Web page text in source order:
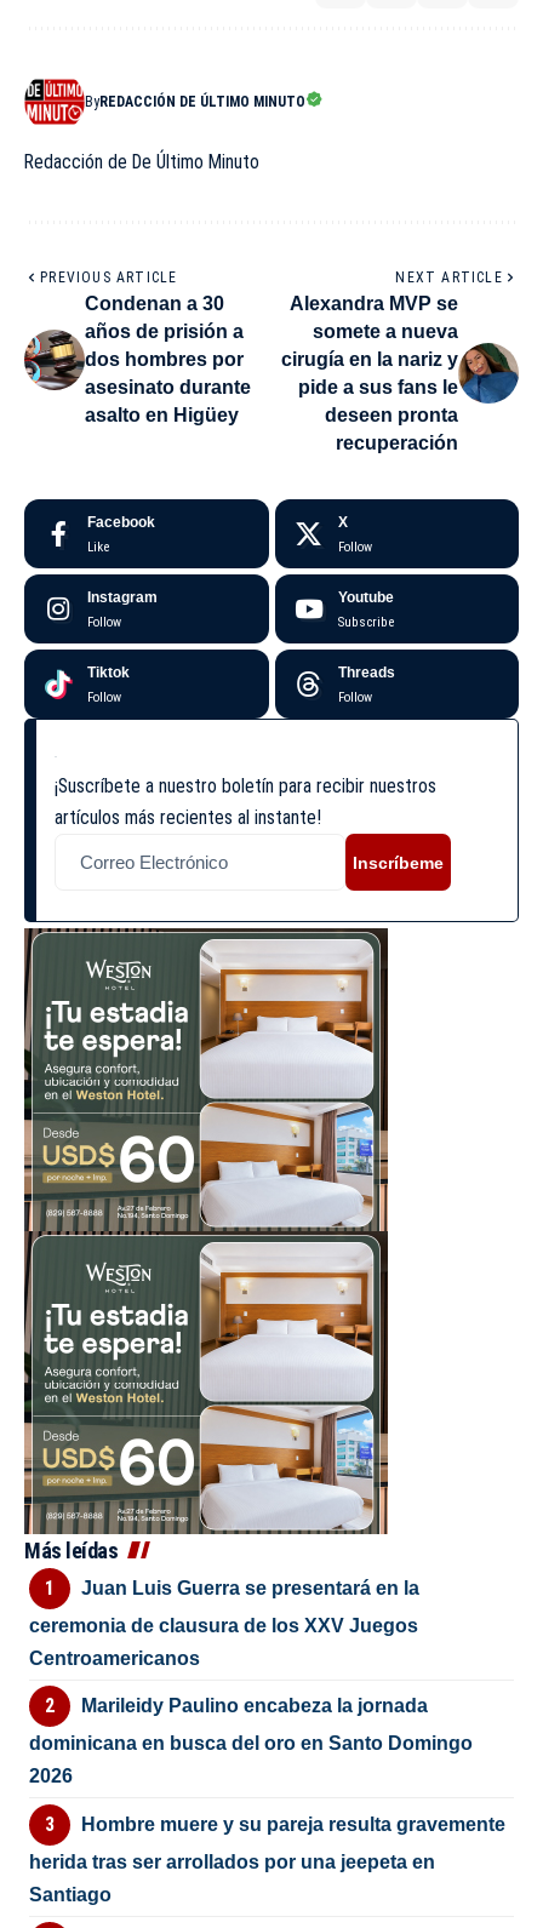
ByREDACCIÓN DE ÚLTIMO MINUTO
Redacción de De Último Minuto
PREVIOUS ARTICLE
Condenan a 30
años de prisión a
dos hombres por
asesinato durante
asalto en Higüey
NEXT ARTICLE
Alexandra MVP se
somete a nueva
cirugía en la nariz y
pide a sus fans le
deseen pronta
recuperación
Facebook
Like
X
Follow
Instagram
Follow
Youtube
Subscribe
Tiktok
Follow
Threads
Follow
¡Suscríbete a nuestro boletín para recibir nuestros
artículos más recientes al instante!
Inscríbeme
Más leídas
Juan Luis Guerra se presentará en la
ceremonia de clausura de los XXV Juegos
Centroamericanos
Marileidy Paulino encabeza la jornada
dominicana en busca del oro en Santo Domingo
2026
Hombre muere y su pareja resulta gravemente
herida tras ser arrollados por una jeepeta en
Santiago